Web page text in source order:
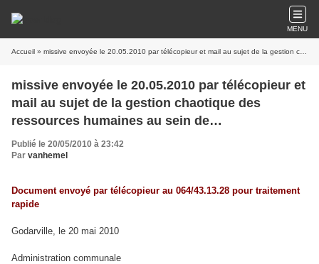
MENU
Accueil » missive envoyée le 20.05.2010 par télécopieur et mail au sujet de la gestion chaotique des ressources humaines au sein de l'Administration communale chapelloise
missive envoyée le 20.05.2010 par télécopieur et
mail au sujet de la gestion chaotique des
ressources humaines au sein de
l'Administration communale chapelloise
Publié le 20/05/2010 à 23:42
Par vanhemel
Document envoyé par télécopieur au 064/43.13.28 pour traitement
rapide
Godarville, le 20 mai 2010
Administration communale